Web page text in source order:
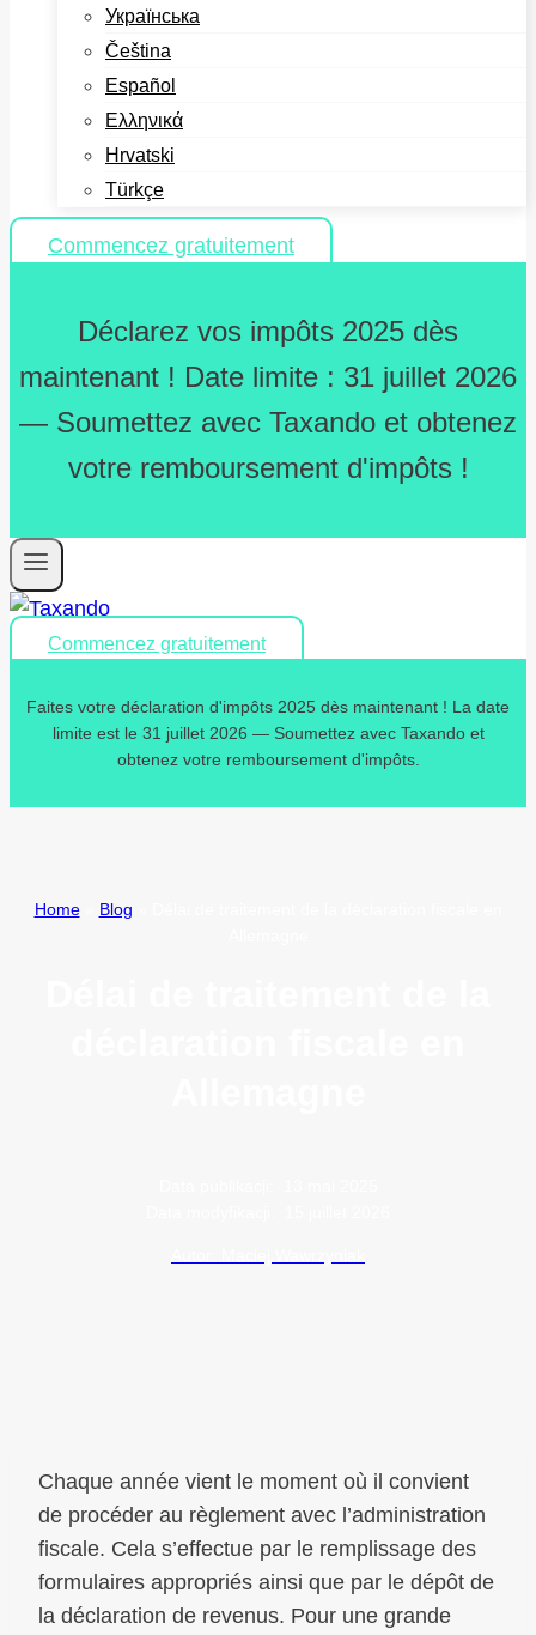
Українська
Čeština
Español
Ελληνικά
Hrvatski
Türkçe
Commencez gratuitement
Déclarez vos impôts 2025 dès
maintenant ! Date limite : 31 juillet 2026
— Soumettez avec Taxando et obtenez
votre remboursement d'impôts !
Commencez gratuitement
Faites votre déclaration d'impôts 2025 dès maintenant ! La date
limite est le 31 juillet 2026 — Soumettez avec Taxando et
obtenez votre remboursement d'impôts.
Home» Blog
Chaque année vient le moment où il convient
de procéder au règlement avec l’administration
fiscale. Cela s’effectue par le remplissage des
formulaires appropriés ainsi que par le dépôt de
la déclaration de revenus. Pour une grande